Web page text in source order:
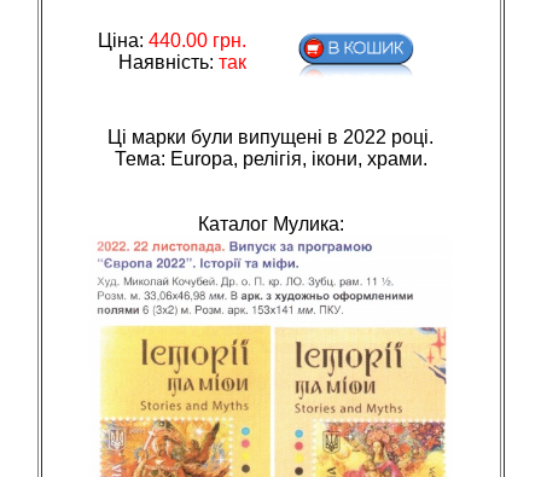
Ціна: 440.00грн.
Наявність: так
Ці марки були випущені в 2022 році.
Тема: Europa, релiгiя, iкони, храми.
Каталог Мулика: